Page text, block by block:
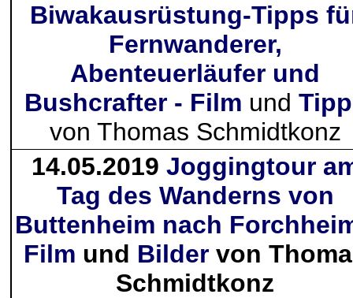
Biwakausrüstung-Tipps
Fernwanderer,
Abenteuerläufer und
Bushcrafter - Film und
von Thomas Schmidtkonz
14.05.2019 Joggingtour
Tag des Wanderns von
Buttenheim nach
Film und Bilder von
Schmidtkonz